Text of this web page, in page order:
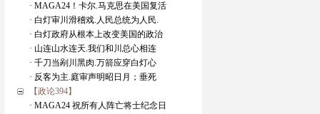
· MAGA24！卡尔.马克思在美国复活
· 白灯审川滑稽戏.人民总统为人民.
· 白灯政府从根本上改变美国的政治
· 山连山水连天.我们和川总心相连
· 千刀当剐川黑肉.万箭应穿白灯心
· 反客为主.庭审声明昭日月；垂死
【政论394】
· MAGA24 祝所有人阵亡将士纪念日